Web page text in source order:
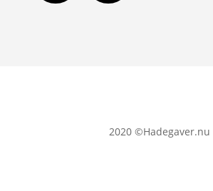
2020 ©Hadegaver.nu